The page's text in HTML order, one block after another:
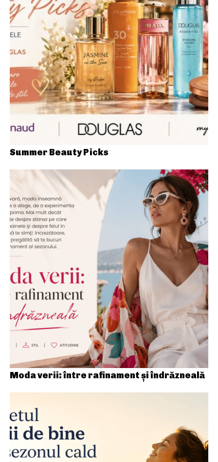
Summer Beauty Picks
Moda verii: între rafinament și îndrăzneală